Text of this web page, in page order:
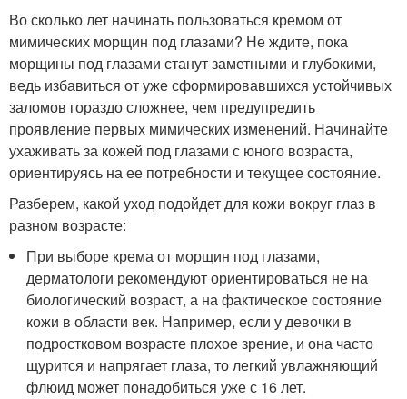
Во сколько лет начинать пользоваться кремом от
мимических морщин под глазами? Не ждите, пока
морщины под глазами станут заметными и глубокими,
ведь избавиться от уже сформировавшихся устойчивых
заломов гораздо сложнее, чем предупредить
проявление первых мимических изменений. Начинайте
ухаживать за кожей под глазами с юного возраста,
ориентируясь на ее потребности и текущее состояние.
Разберем, какой уход подойдет для кожи вокруг глаз в
разном возрасте:
При выборе крема от морщин под глазами,
дерматологи рекомендуют ориентироваться не на
биологический возраст, а на фактическое состояние
кожи в области век. Например, если у девочки в
подростковом возрасте плохое зрение, и она часто
щурится и напрягает глаза, то легкий увлажняющий
флюид может понадобиться уже с 16 лет.